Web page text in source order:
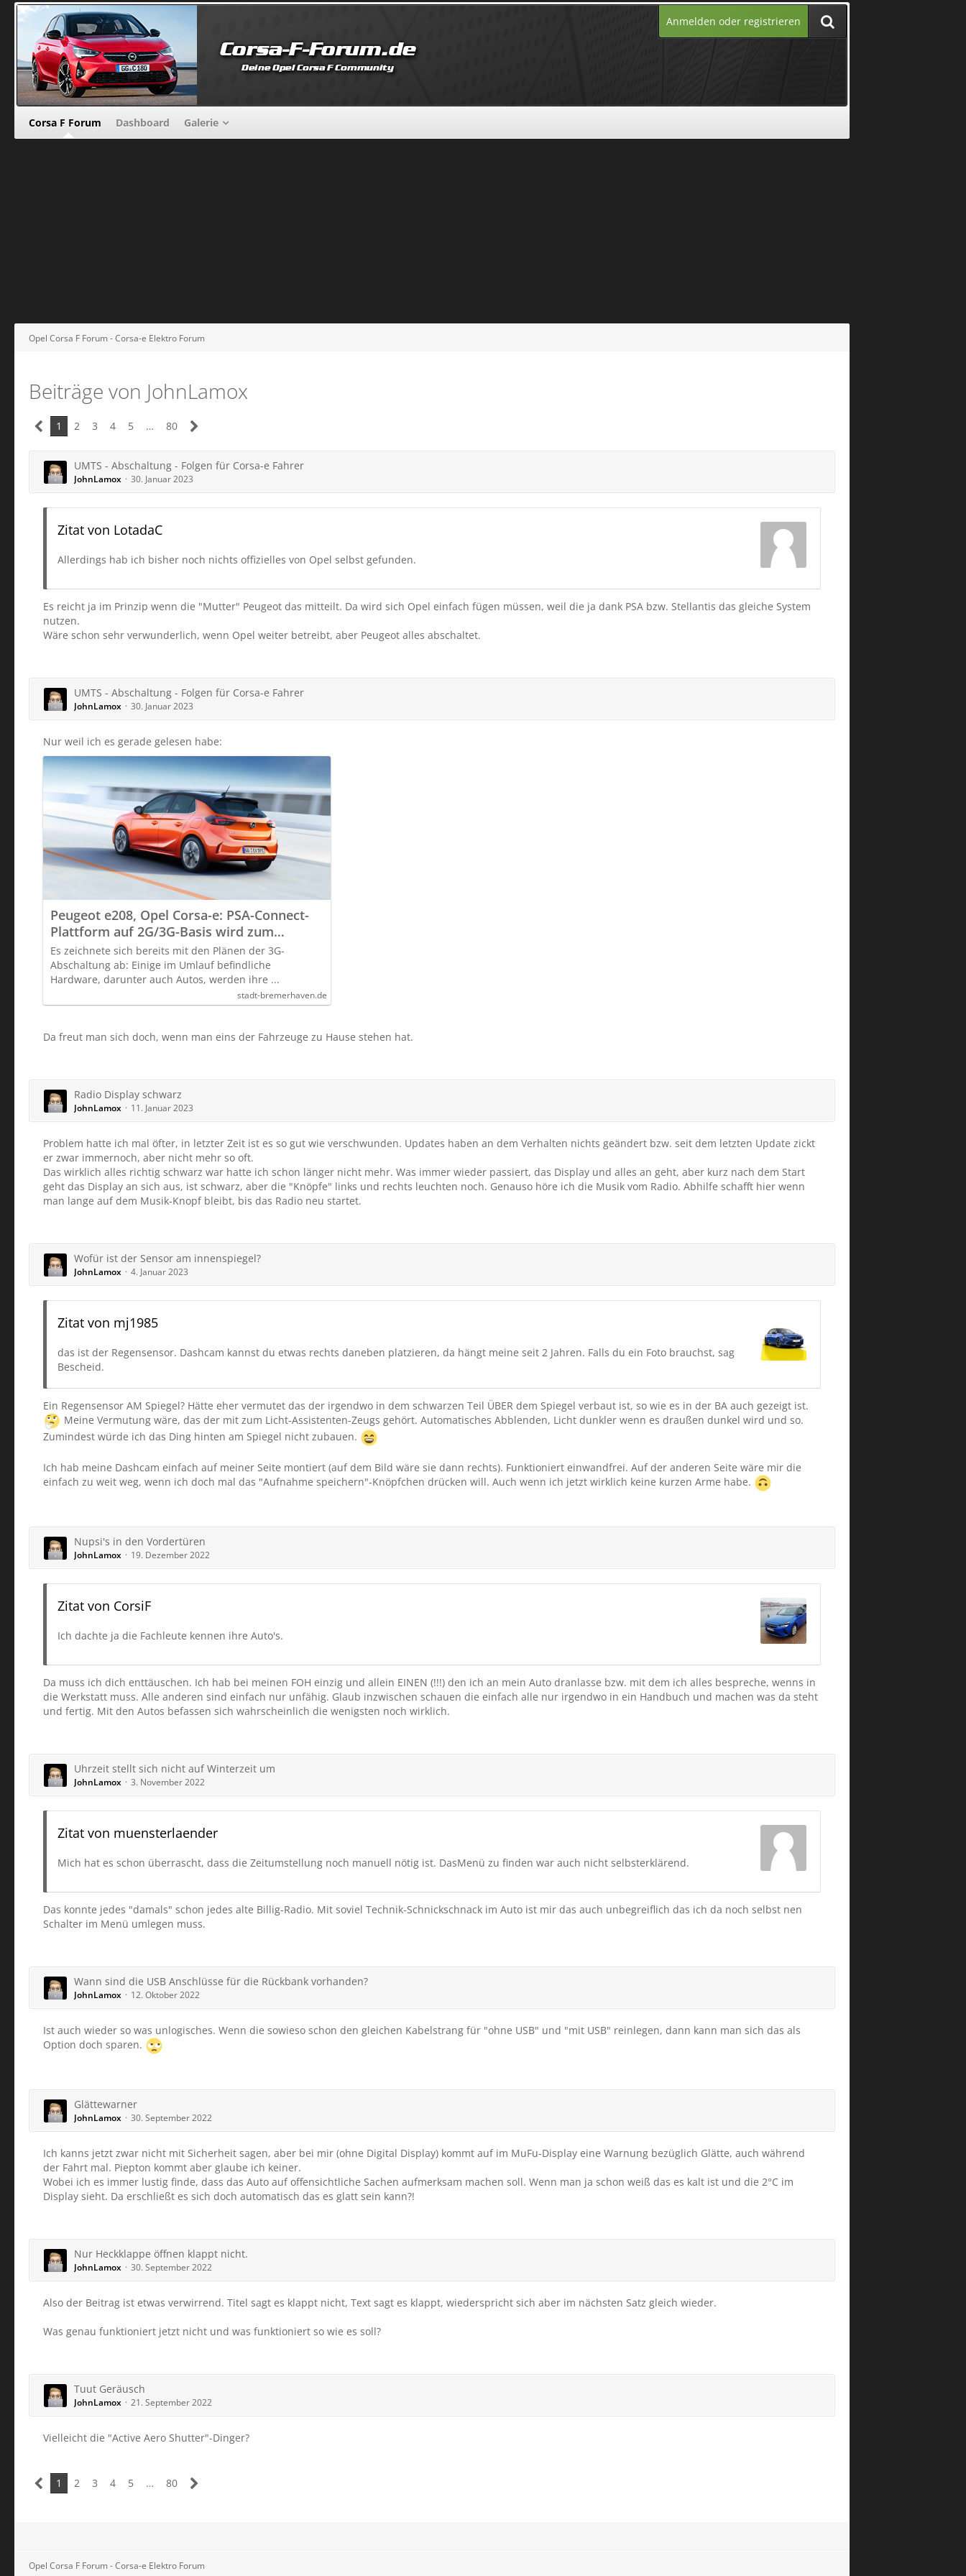
Anmelden oder registrieren
Corsa F Forum Dashboard Galerie
Opel Corsa F Forum - Corsa-e Elektro Forum
Beiträge von JohnLamox
1 2 3 4 5 … 80
UMTS - Abschaltung - Folgen für Corsa-e Fahrer
JohnLamox 30. Januar 2023
Zitat von LotadaC
Allerdings hab ich bisher noch nichts offizielles von Opel selbst gefunden.
Es reicht ja im Prinzip wenn die "Mutter" Peugeot das mitteilt. Da wird sich Opel einfach fügen müssen, weil die ja dank PSA bzw. Stellantis das gleiche System
nutzen.
Wäre schon sehr verwunderlich, wenn Opel weiter betreibt, aber Peugeot alles abschaltet.
UMTS - Abschaltung - Folgen für Corsa-e Fahrer
JohnLamox 30. Januar 2023
Nur weil ich es gerade gelesen habe:
Peugeot e208, Opel Corsa-e: PSA-Connect-
Plattform auf 2G/3G-Basis wird zum
Jahresende abgeschaltet
Es zeichnete sich bereits mit den Plänen der 3G-
Abschaltung ab: Einige im Umlauf befindliche
Hardware, darunter auch Autos, werden ihre ...
stadt-bremerhaven.de
Da freut man sich doch, wenn man eins der Fahrzeuge zu Hause stehen hat.
Radio Display schwarz
JohnLamox 11. Januar 2023
Problem hatte ich mal öfter, in letzter Zeit ist es so gut wie verschwunden. Updates haben an dem Verhalten nichts geändert bzw. seit dem letzten Update zickt
er zwar immernoch, aber nicht mehr so oft.
Das wirklich alles richtig schwarz war hatte ich schon länger nicht mehr. Was immer wieder passiert, das Display und alles an geht, aber kurz nach dem Start
geht das Display an sich aus, ist schwarz, aber die "Knöpfe" links und rechts leuchten noch. Genauso höre ich die Musik vom Radio. Abhilfe schafft hier wenn
man lange auf dem Musik-Knopf bleibt, bis das Radio neu startet.
Wofür ist der Sensor am innenspiegel?
JohnLamox 4. Januar 2023
Zitat von mj1985
das ist der Regensensor. Dashcam kannst du etwas rechts daneben platzieren, da hängt meine seit 2 Jahren. Falls du ein Foto brauchst, sag
Bescheid.
Ein Regensensor AM Spiegel? Hätte eher vermutet das der irgendwo in dem schwarzen Teil ÜBER dem Spiegel verbaut ist, so wie es in der BA auch gezeigt ist.
Meine Vermutung wäre, das der mit zum Licht-Assistenten-Zeugs gehört. Automatisches Abblenden, Licht dunkler wenn es draußen dunkel wird und so.
Zumindest würde ich das Ding hinten am Spiegel nicht zubauen.
Ich hab meine Dashcam einfach auf meiner Seite montiert (auf dem Bild wäre sie dann rechts). Funktioniert einwandfrei. Auf der anderen Seite wäre mir die
einfach zu weit weg, wenn ich doch mal das "Aufnahme speichern"-Knöpfchen drücken will. Auch wenn ich jetzt wirklich keine kurzen Arme habe.
Nupsi's in den Vordertüren
JohnLamox 19. Dezember 2022
Zitat von CorsiF
Ich dachte ja die Fachleute kennen ihre Auto's.
Da muss ich dich enttäuschen. Ich hab bei meinen FOH einzig und allein EINEN (!!!) den ich an mein Auto dranlasse bzw. mit dem ich alles bespreche, wenns in
die Werkstatt muss. Alle anderen sind einfach nur unfähig. Glaub inzwischen schauen die einfach alle nur irgendwo in ein Handbuch und machen was da steht
und fertig. Mit den Autos befassen sich wahrscheinlich die wenigsten noch wirklich.
Uhrzeit stellt sich nicht auf Winterzeit um
JohnLamox 3. November 2022
Zitat von muensterlaender
Mich hat es schon überrascht, dass die Zeitumstellung noch manuell nötig ist. DasMenü zu finden war auch nicht selbsterklärend.
Das konnte jedes "damals" schon jedes alte Billig-Radio. Mit soviel Technik-Schnickschnack im Auto ist mir das auch unbegreiflich das ich da noch selbst nen
Schalter im Menü umlegen muss.
Wann sind die USB Anschlüsse für die Rückbank vorhanden?
JohnLamox 12. Oktober 2022
Ist auch wieder so was unlogisches. Wenn die sowieso schon den gleichen Kabelstrang für "ohne USB" und "mit USB" reinlegen, dann kann man sich das als
Option doch sparen.
Glättewarner
JohnLamox 30. September 2022
Ich kanns jetzt zwar nicht mit Sicherheit sagen, aber bei mir (ohne Digital Display) kommt auf im MuFu-Display eine Warnung bezüglich Glätte, auch während
der Fahrt mal. Piepton kommt aber glaube ich keiner.
Wobei ich es immer lustig finde, dass das Auto auf offensichtliche Sachen aufmerksam machen soll. Wenn man ja schon weiß das es kalt ist und die 2°C im
Display sieht. Da erschließt es sich doch automatisch das es glatt sein kann?!
Nur Heckklappe öffnen klappt nicht.
JohnLamox 30. September 2022
Also der Beitrag ist etwas verwirrend. Titel sagt es klappt nicht, Text sagt es klappt, wiederspricht sich aber im nächsten Satz gleich wieder.
Was genau funktioniert jetzt nicht und was funktioniert so wie es soll?
Tuut Geräusch
JohnLamox 21. September 2022
Vielleicht die "Active Aero Shutter"-Dinger?
1 2 3 4 5 … 80
Opel Corsa F Forum - Corsa-e Elektro Forum